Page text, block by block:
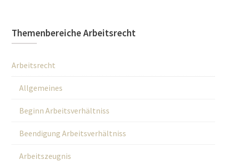
Themenbereiche Arbeitsrecht
Arbeitsrecht
Allgemeines
Beginn Arbeitsverhältniss
Beendigung Arbeitsverhältniss
Arbeitszeugnis